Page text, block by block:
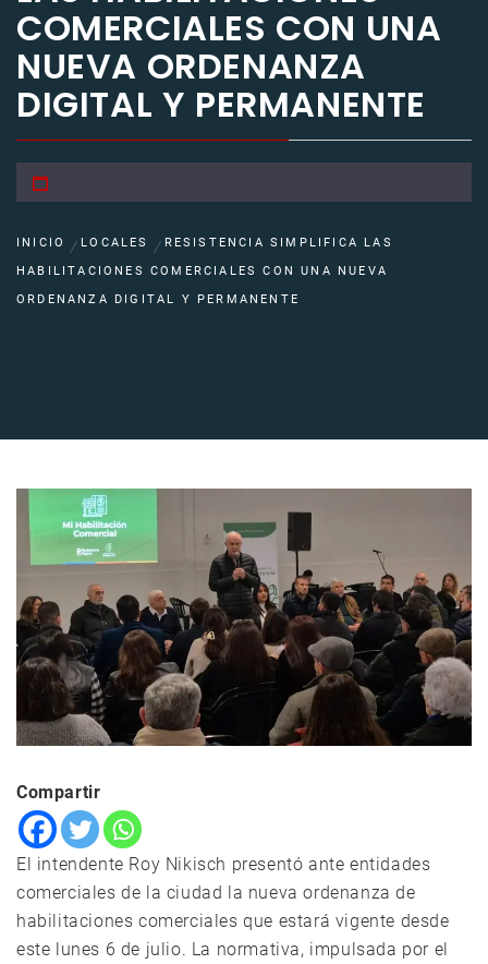
COMERCIALES CON UNA
NUEVA ORDENANZA
DIGITAL Y PERMANENTE
INICIO LOCALES
RESISTENCIA SIMPLIFICA LAS
HABILITACIONES COMERCIALES CON UNA NUEVA
ORDENANZA DIGITAL Y PERMANENTE
Compartir
El intendente Roy Nikisch presentó ante entidades
comerciales de la ciudad la nueva ordenanza de
habilitaciones comerciales que estará vigente desde
este lunes 6 de julio. La normativa, impulsada por el